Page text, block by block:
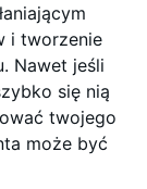
i tworzenie
Nawet jeśli
się nią
twojego
może być